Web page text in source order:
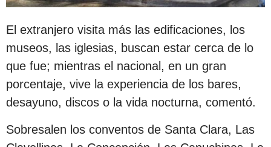
El extranjero visita más las edificaciones, los
museos, las iglesias, buscan estar cerca de lo
que fue; mientras el nacional, en un gran
porcentaje, vive la experiencia de los bares,
desayuno, discos o la vida nocturna, comentó.
Sobresalen los conventos de Santa Clara, Las